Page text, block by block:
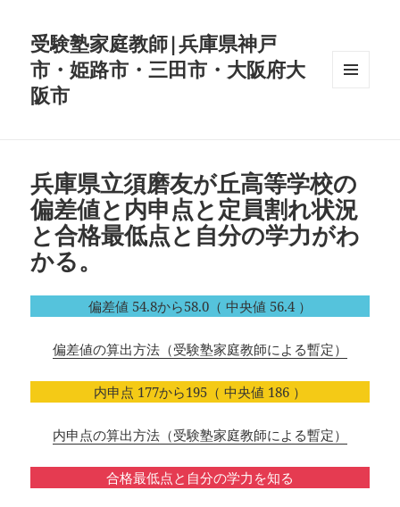
受験塾家庭教師|兵庫県神戸
市・姫路市・三田市・大阪府大
阪市
兵庫県立須磨友が丘高等学校の
偏差値と内申点と定員割れ状況
と合格最低点と自分の学力がわ
かる。
偏差値 54.8から58.0（ 中央値 56.4 ）
偏差値の算出方法（受験塾家庭教師による暫定）
内申点 177から195（ 中央値 186 ）
内申点の算出方法（受験塾家庭教師による暫定）
合格最低点と自分の学力を知る